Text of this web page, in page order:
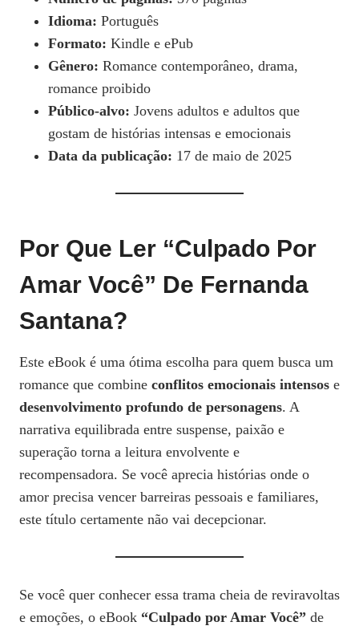
Idioma: Português
Formato: Kindle e ePub
Gênero: Romance contemporâneo, drama,
romance proibido
Público-alvo: Jovens adultos e adultos que
gostam de histórias intensas e emocionais
Data da publicação: 17 de maio de 2025
Por Que Ler “Culpado Por
Amar Você” De Fernanda
Santana?
Este eBook é uma ótima escolha para quem busca um
romance que combine conflitos emocionais intensos e
desenvolvimento profundo de personagens. A
narrativa equilibrada entre suspense, paixão e
superação torna a leitura envolvente e
recompensadora. Se você aprecia histórias onde o
amor precisa vencer barreiras pessoais e familiares,
este título certamente não vai decepcionar.
Se você quer conhecer essa trama cheia de reviravoltas
e emoções, o eBook “Culpado por Amar Você” de